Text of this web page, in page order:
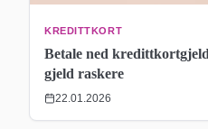
KREDITTKORT
Betale ned
gjeld raskere
22.01.2026